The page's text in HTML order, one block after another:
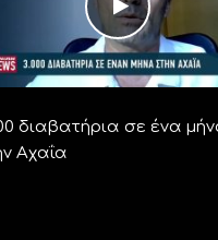
διαβατήρια σε ένα
Αχαΐα